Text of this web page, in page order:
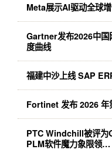
Meta展示AI驱动全球
Gartner发布2026中国
度曲线
福建中沙上线 SAP
Fortinet 发布 2026 年
PTC Windchill被评为
PLM软件魔力象限领…